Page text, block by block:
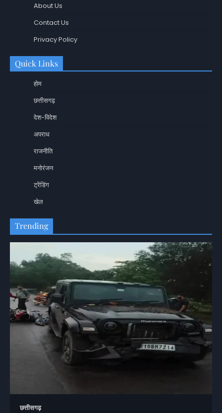
About Us
Contact Us
Privacy Policy
Quick Links
होम
छत्तीसगढ़
देश-विदेश
अपराध
राजनीति
मनोरंजन
ट्रेंडिंग
खेल
Trending
छत्तीसगढ़